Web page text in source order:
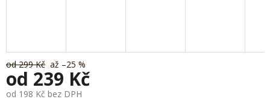
od 299 Kč až –25 %
od 239 Kč
od 198 Kč bez DPH